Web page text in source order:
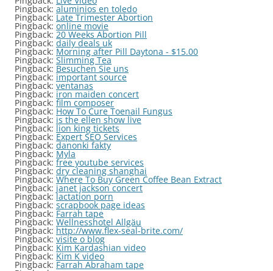
Pingback: aluminios en toledo
Pingback: Late Trimester Abortion
Pingback: online movie
Pingback: 20 Weeks Abortion Pill
Pingback: daily deals uk
Pingback: Morning after Pill Daytona - $15.00
Pingback: Slimming Tea
Pingback: Besuchen Sie uns
Pingback: important source
Pingback: ventanas
Pingback: iron maiden concert
Pingback: film composer
Pingback: How To Cure Toenail Fungus
Pingback: is the ellen show live
Pingback: lion king tickets
Pingback: Expert SEO Services
Pingback: danonki fakty
Pingback: Myla
Pingback: free youtube services
Pingback: dry cleaning shanghai
Pingback: Where To Buy Green Coffee Bean Extract
Pingback: janet jackson concert
Pingback:lactation porn
Pingback: scrapbook page ideas
Pingback: Farrah tape
Pingback: Wellnesshotel Allgäu
Pingback: http://www.flex-seal-brite.com/
Pingback: visite o blog
Pingback: Kim Kardashian video
Pingback: Kim K video
Pingback: Farrah Abraham tape